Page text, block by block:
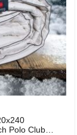
Polo Club